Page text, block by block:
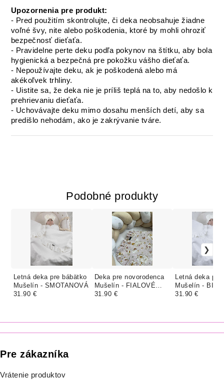
Upozornenia pre produkt:
- Pred použitím skontrolujte, či deka neobsahuje žiadne
voľné švy, nite alebo poškodenia, ktoré by mohli ohroziť
bezpečnosť dieťaťa.
- Pravidelne perte deku podľa pokynov na štítku, aby bola
hygienická a bezpečná pre pokožku vášho dieťaťa.
- Nepoužívajte deku, ak je poškodená alebo má
akékoľvek trhliny.
- Uistite sa, že deka nie je príliš teplá na to, aby nedošlo k
prehrievaniu dieťaťa.
- Uchovávajte deku mimo dosahu menších detí, aby sa
predišlo nehodám, ako je zakrývanie tváre.
Podobné produkty
Letná deka pre bábätko
Mušelín - SMOTANOVÁ
31.90 €
Deka pre novorodenca
Mušelín - FIALOVÉ
HUSKY
31.90 €
Letná deka pre
Mušelín -
31.90 €
Pre zákazníka
Vrátenie produktov